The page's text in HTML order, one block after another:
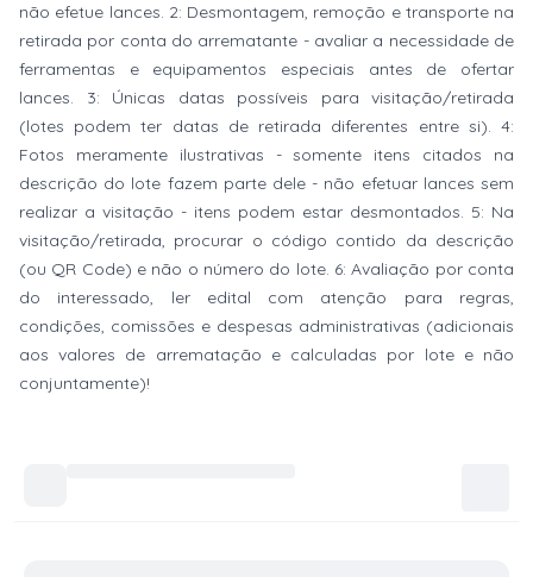
não efetue lances. 2: Desmontagem, remoção e transporte na
retirada por conta do arrematante - avaliar a necessidade de
ferramentas e equipamentos especiais antes de ofertar
lances. 3: Únicas datas possíveis para visitação/retirada
(lotes podem ter datas de retirada diferentes entre si). 4:
Fotos meramente ilustrativas - somente itens citados na
descrição do lote fazem parte dele - não efetuar lances sem
realizar a visitação - itens podem estar desmontados. 5: Na
visitação/retirada, procurar o código contido da descrição
(ou QR Code) e não o número do lote. 6: Avaliação por conta
do interessado, ler edital com atenção para regras,
condições, comissões e despesas administrativas (adicionais
aos valores de arrematação e calculadas por lote e não
conjuntamente)!